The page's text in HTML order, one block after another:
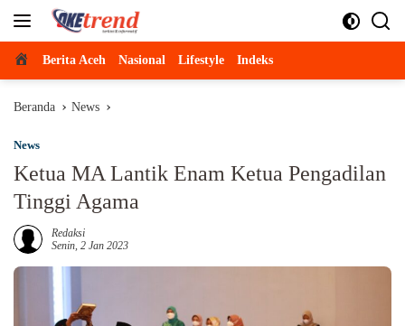
Beranda
Berita Aceh Nasional Lifestyle Indeks
Beranda News
News
Ketua MA Lantik Enam Ketua Pengadilan
Tinggi Agama
Redaksi
Senin, 2 Jan 2023